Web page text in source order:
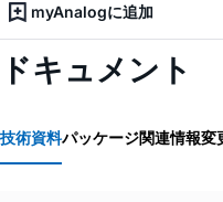
myAnalogに追加
ドキュメント
技術資料パッケージ関連情報変